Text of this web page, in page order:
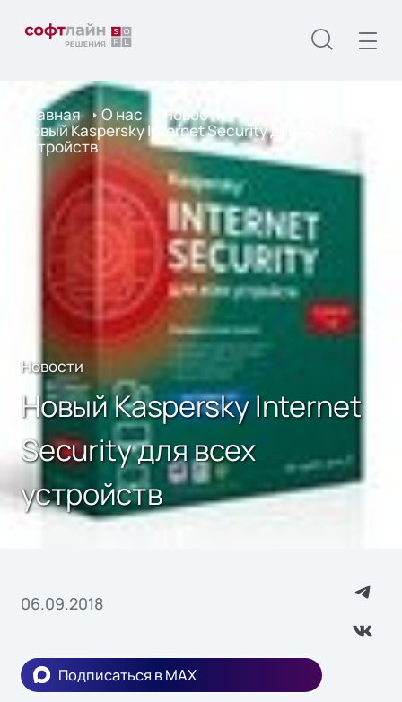
Главная О нас Новости
Новый Kaspersky Internet Security для всех
устройств
Новости
Новый Kaspersky Internet
Security для всех
устройств
06.09.2018
Подписаться в MAX